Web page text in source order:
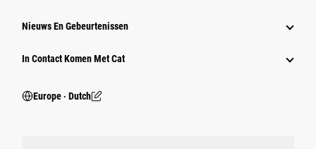
Nieuws En Gebeurtenissen
In Contact Komen Met Cat
Europe ‧ Dutch